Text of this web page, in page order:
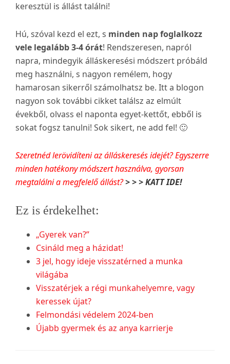
keresztül is állást találni!
Hú, szóval kezd el ezt, s minden nap foglalkozz
vele legalább 3-4 órát! Rendszeresen, napról
napra, mindegyik álláskeresési módszert próbáld
meg használni, s nagyon remélem, hogy
hamarosan sikerről számolhatsz be. Itt a blogon
nagyon sok további cikket találsz az elmúlt
évekből, olvass el naponta egyet-kettőt, ebből is
sokat fogsz tanulni! Sok sikert, ne add fel! 🙂
Szeretnéd lerövidíteni az álláskeresés idejét? Egyszerre
minden hatékony módszert használva, gyorsan
megtalálni a megfelelő állást?> > > KATT IDE!
Ez is érdekelhet:
„Gyerek van?”
Csináld meg a házidat!
3 jel, hogy ideje visszatérned a munka
világába
Visszatérjek a régi munkahelyemre, vagy
keressek újat?
Felmondási védelem 2024-ben
Újabb gyermek és az anya karrierje